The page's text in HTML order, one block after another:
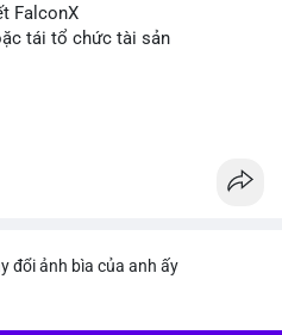
FalconX
tái tổ chức tài sản
đổi ảnh bìa của anh ấy